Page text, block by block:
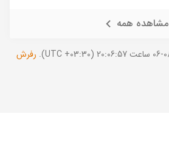
مشاهده همه
رفرش